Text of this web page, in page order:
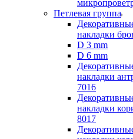
Петлевая группа
накладки
D 3 mm
D 6 mm
накладки
7016
накладки
8017